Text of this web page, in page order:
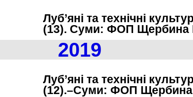
Луб’яні та технічні
(13). Суми: ФОП Щербина
2019
Луб’яні та технічні
(12).–Суми: ФОП Щербина